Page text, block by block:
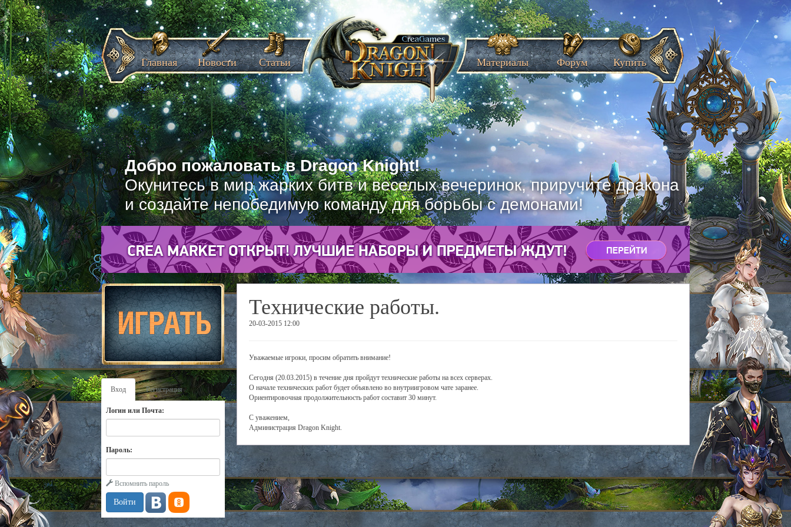
Добро пожаловать в Dragon Knight!
Окунитесь в мир жарких битв и веселых вечеринок, приручите дракона
и создайте непобедимую команду для борьбы с демонами!
Главная Новости Статьи Материалы Форум Купить
Вход Регистрация
Логин или Почта:
Пароль:
Вспомнить пароль
Технические работы.
20-03-2015 12:00
Уважаемые игроки, просим обратить внимание!
Сегодня (20.03.2015) в течение дня пройдут технические работы на всех серверах.
О начале технических работ будет объявлено во внутриигровом чате заранее.
Ориентировочная продолжительность работ составит 30 минут.
С уважением,
Администрация Dragon Knight.